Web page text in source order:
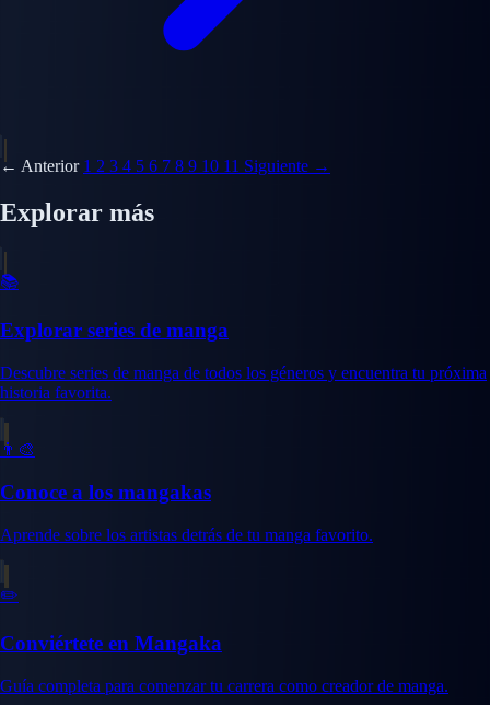
← Anterior 1 2 3 4 5 6 7 8 9 10 11 Siguiente →
Explorar más
📚
Explorar series de manga
Descubre series de manga de todos los géneros y encuentra tu próxima
historia favorita.
👨‍🎨
Conoce a los mangakas
Aprende sobre los artistas detrás de tu manga favorito.
✏️
Conviértete en Mangaka
Guía completa para comenzar tu carrera como creador de manga.